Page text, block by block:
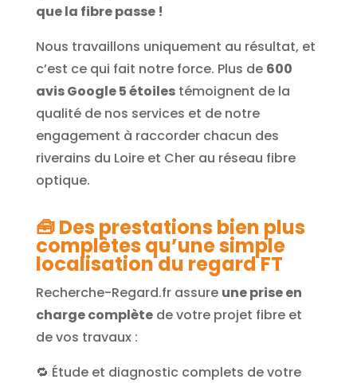
que la fibre passe !
Nous travaillons uniquement au résultat, et
c’est ce qui fait notre force. Plus de 600
avis Google 5 étoilestémoignent de la
qualité de nos services et de notre
engagement à raccorder chacun des
riverains du Loire et Cher au réseau fibre
optique.
🧰Des prestations bien plus
complètes qu’une simple
localisation du regard FT
Recherche-Regard.fr assure une prise en
charge complètede votre projet fibre et
de vos travaux :
🔁 Étude et diagnostic complets de votre